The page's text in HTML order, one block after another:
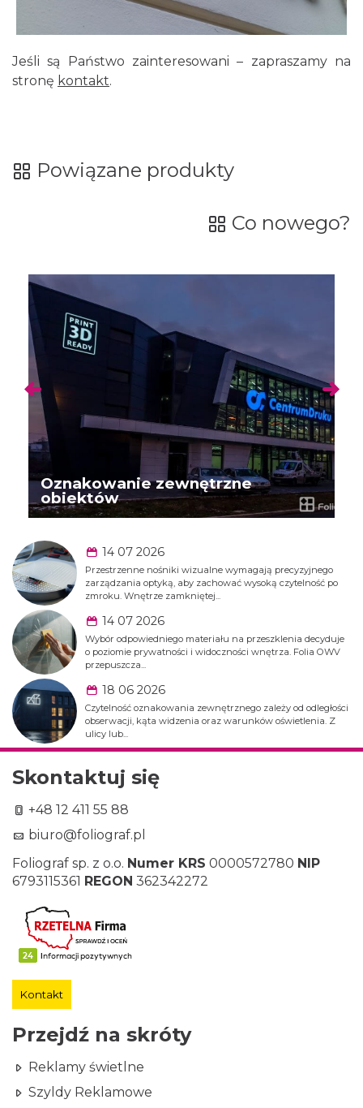
Jeśli są Państwo zainteresowani – zapraszamy na
stronę kontakt.
Powiązane produkty
Co nowego?
Oznakowanie zewnętrzne
obiektów
14 07 2026
Przestrzenne nośniki wizualne wymagają precyzyjnego
zarządzania optyką, aby zachować wysoką czytelność po
zmroku. Wnętrze zamkniętej...
14 07 2026
Wybór odpowiedniego materiału na przeszklenia decyduje
o poziomie prywatności i widoczności wnętrza. Folia OWV
przepuszcza...
18 06 2026
Czytelność oznakowania zewnętrznego zależy od odległości
obserwacji, kąta widzenia oraz warunków oświetlenia. Z
ulicy lub...
Skontaktuj się
+48 12 411 55 88
biuro@foliograf.pl
Foliograf sp. z o.o. Numer KRS 0000572780 NIP
6793115361 REGON 362342272
Kontakt
Przejdź na skróty
Reklamy świetlne
Szyldy Reklamowe